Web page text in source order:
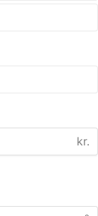
kr.